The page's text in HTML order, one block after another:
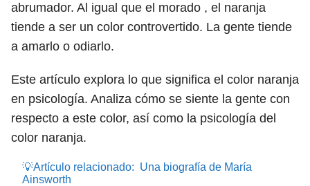
abrumador. Al igual que el morado , el naranja
tiende a ser un color controvertido. La gente tiende
a amarlo o odiarlo.
Este artículo explora lo que significa el color naranja
en psicología. Analiza cómo se siente la gente con
respecto a este color, así como la psicología del
color naranja.
💡Artículo relacionado: Una biografía de María
Ainsworth